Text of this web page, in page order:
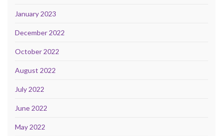
January 2023
December 2022
October 2022
August 2022
July 2022
June 2022
May 2022